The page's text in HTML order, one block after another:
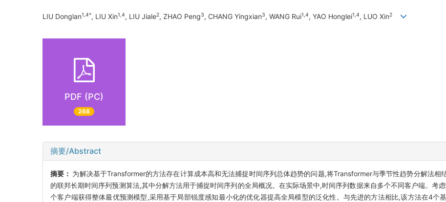
LIU Donglan1,4*, LIU Xin1,4, LIU Jiale2, ZHAO Peng3, CHANG Yingxian3, WANG Rui1,4, YAO Honglei1,4, LUO Xin2
PDF (PC)
268
摘要/Abstract
摘要： 为解决基于Transformer的方法存在计算成本高和无法捕捉时间序列总体趋势的问题,将Transformer与季节性趋势分解法相
的联邦长期时间序列预测算法,其中分解方法用于捕捉时间序列的全局概况。在实际场景中,时间序列数据来自多个不同客户端。考
个客户端获得整体最优预测模型,采用基于局部锐度感知最小化的优化器提高全局模型的泛化性。与先进的方法相比,该方法在4个